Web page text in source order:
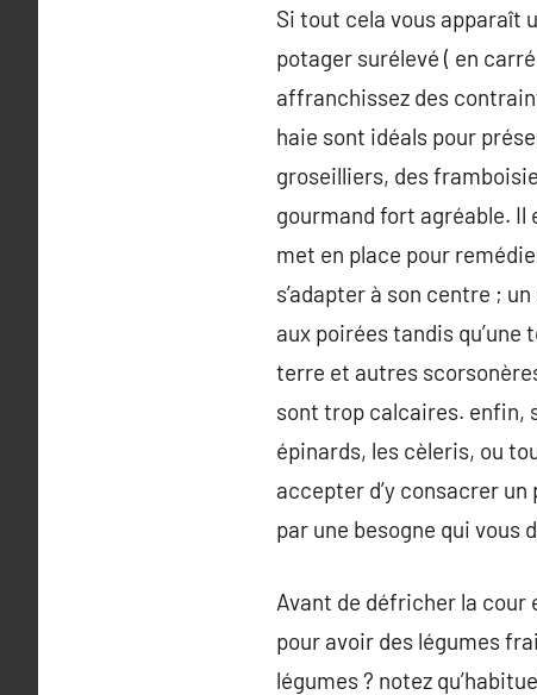
Si tout cela vous apparaît
potager surélevé ( en
affranchissez des
haie sont idéals pour
groseilliers, des
gourmand fort agréable. Il
met en place pour
s’adapter à son centre ;
aux poirées tandis qu’une
terre et autres
sont trop calcaires. enfin,
épinards, les cèleris, ou
accepter d’y consacrer
par une besogne qui vous
Avant de défricher la
pour avoir des légumes
légumes ? notez